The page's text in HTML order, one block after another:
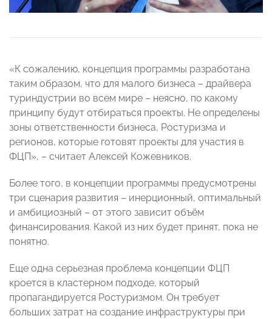
«К сожалению, концепция программы разработана
таким образом, что для малого бизнеса – драйвера
туриндустрии во всем мире – неясно, по какому
принципу будут отбираться проекты. Не определены
зоны ответственности бизнеса, Ростуризма и
регионов, которые готовят проекты для участия в
ФЦП», – считает Алексей Кожевников.
Более того, в концепции программы предусмотрены
три сценария развития – инерционный, оптимальный
и амбициозный – от этого зависит объём
финансирования. Какой из них будет принят, пока не
понятно.
Еще одна серьезная проблема концепции ФЦП
кроется в кластерном подходе, который
пропагандируется Ростуризмом. Он требует
больших затрат на создание инфраструктуры при